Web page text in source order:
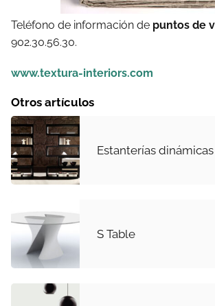
Teléfono de información de puntos de
902.30.56.30.
www.textura-interiors.com
Otros artículos
Estanterías dinámicas
S Table